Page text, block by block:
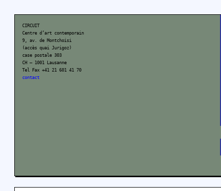
CIRCUIT
Centre d’art contemporain
9, av. de Montchoisi
(accès quai Jurigoz)
case postale 303
CH – 1001 Lausanne
Tel Fax +41 21 601 41 70
contact